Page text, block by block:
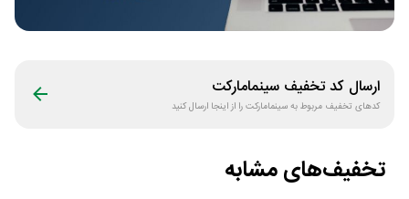
ارسال کد تخفیف سینمامارکت
کدهای تخفیف مربوط بهسینمامارکترا از اینجا ارسال کنید
تخفیف‌های مشابه